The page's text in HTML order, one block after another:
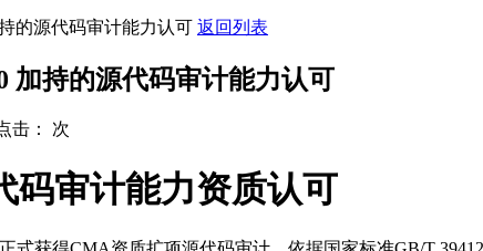
的源代码审计能力认可 返回列表
加持的源代码审计能力认可
： 次
码审计能力资质认可